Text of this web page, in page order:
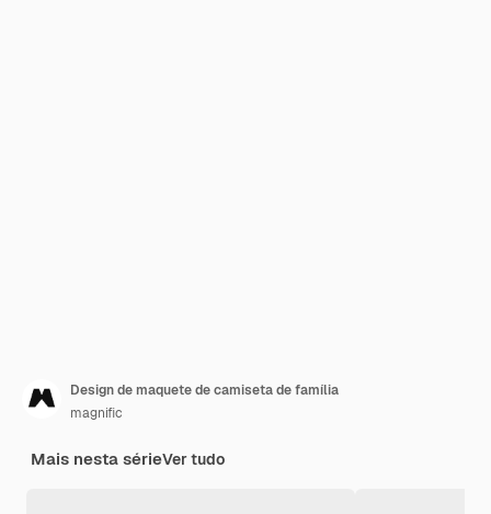
Design de maquete de camiseta de família
magnific
Mais nesta sérieVer tudo